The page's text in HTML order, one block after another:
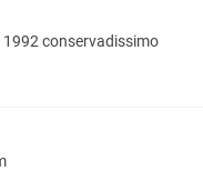
conservadissimo